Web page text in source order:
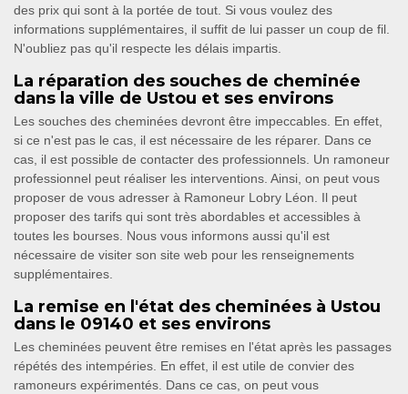
des prix qui sont à la portée de tout. Si vous voulez des
informations supplémentaires, il suffit de lui passer un coup de fil.
N'oubliez pas qu'il respecte les délais impartis.
La réparation des souches de cheminée
dans la ville de Ustou et ses environs
Les souches des cheminées devront être impeccables. En effet,
si ce n'est pas le cas, il est nécessaire de les réparer. Dans ce
cas, il est possible de contacter des professionnels. Un ramoneur
professionnel peut réaliser les interventions. Ainsi, on peut vous
proposer de vous adresser à Ramoneur Lobry Léon. Il peut
proposer des tarifs qui sont très abordables et accessibles à
toutes les bourses. Nous vous informons aussi qu'il est
nécessaire de visiter son site web pour les renseignements
supplémentaires.
La remise en l'état des cheminées à Ustou
dans le 09140 et ses environs
Les cheminées peuvent être remises en l'état après les passages
répétés des intempéries. En effet, il est utile de convier des
ramoneurs expérimentés. Dans ce cas, on peut vous